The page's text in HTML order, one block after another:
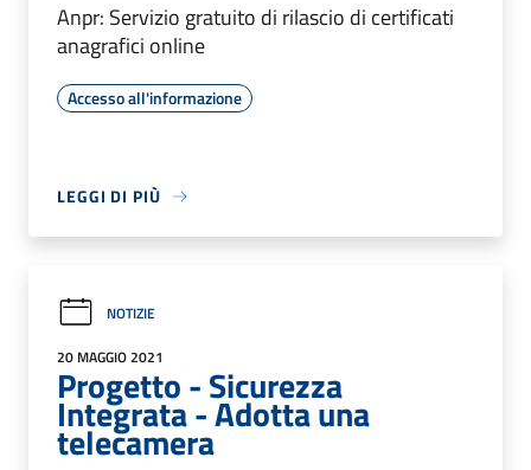
Anpr: Servizio gratuito di rilascio di certificati
anagrafici online
Accesso all'informazione
LEGGI DI PIÙ
NOTIZIE
20 MAGGIO 2021
Progetto - Sicurezza
Integrata - Adotta una
telecamera